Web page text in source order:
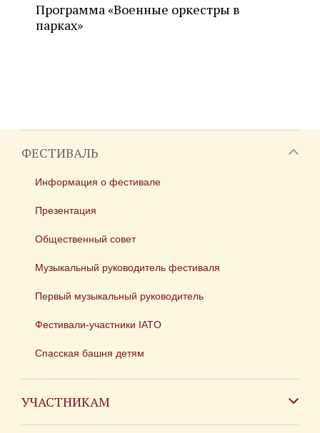
Программа «Военные оркестры в
парках»
ФЕСТИВАЛЬ
Информация о фестивале
Презентация
Общественный совет
Музыкальный руководитель фестиваля
Первый музыкальный руководитель
Фестивали-участники IATO
Спасская башня детям
УЧАСТНИКАМ